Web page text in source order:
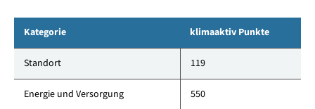
Kategorie klimaaktiv Punkte
Standort 119
Energie und Versorgung 550